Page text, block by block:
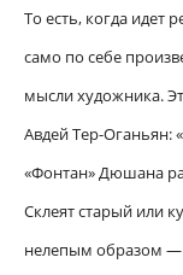
То есть, когда идет
само по себе
мысли художника.
Авдей Тер-Оганьян:
«Фонтан» Дюшана
Склеят старый или
нелепым образом —